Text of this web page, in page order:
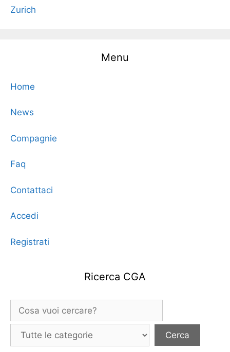
Zurich
Menu
Home
News
Compagnie
Faq
Contattaci
Accedi
Registrati
Ricerca CGA